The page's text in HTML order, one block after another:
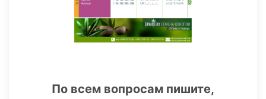
По всем вопросам пишите,